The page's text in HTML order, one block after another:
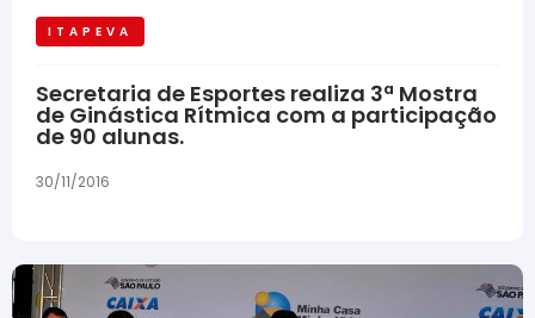
ITAPEVA
Secretaria de Esportes realiza 3ª Mostra
de Ginástica Rítmica com a participação
de 90 alunas.
30/11/2016